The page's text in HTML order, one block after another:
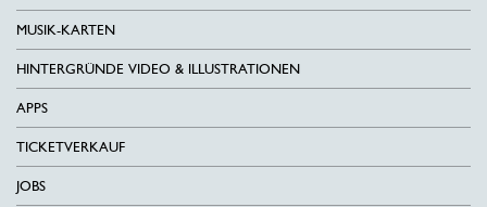
MUSIK-KARTEN
HINTERGRÜNDE VIDEO & ILLUSTRATIONEN
APPS
TICKETVERKAUF
JOBS